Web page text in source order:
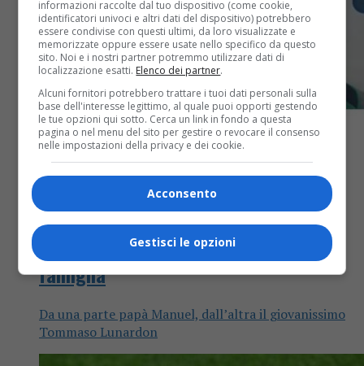
Biella
In Gozzano-Biellese una sfida tutta in
famiglia
Da una parte papà Manuel, dall’altra il giovanissimo
Tommaso Lunardon
informazioni raccolte dal tuo dispositivo (come cookie,
identificatori univoci e altri dati del dispositivo) potrebbero
essere condivise con questi ultimi, da loro visualizzate e
memorizzate oppure essere usate nello specifico da questo
sito. Noi e i nostri partner potremmo utilizzare dati di
localizzazione esatti. Elenco dei partner.
Alcuni fornitori potrebbero trattare i tuoi dati personali sulla
base dell'interesse legittimo, al quale puoi opporti gestendo
le tue opzioni qui sotto. Cerca un link in fondo a questa
pagina o nel menu del sito per gestire o revocare il consenso
nelle impostazioni della privacy e dei cookie.
Acconsento
Gestisci le opzioni